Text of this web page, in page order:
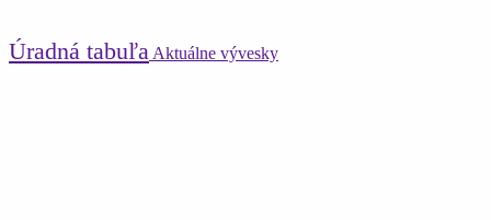
Úradná tabuľa Aktuálne vývesky